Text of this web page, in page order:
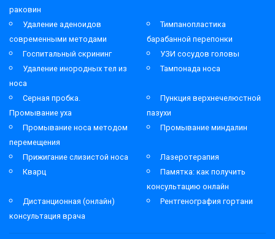
раковин
Удаление аденоидов
современными методами
Тимпанопластика
барабанной перепонки
Госпитальный скрининг
УЗИ сосудов головы
Удаление инородных тел из
носа
Тампонада носа
Серная пробка.
Промывание уха
Пункция верхнечелюстной
пазухи
Промывание носа методом
перемещения
Промывание миндалин
Прижигание слизистой носа
Лазеротерапия
Кварц
Памятка: как получить
консультацию онлайн
Дистанционная (онлайн)
консультация врача
Рентгенография гортани